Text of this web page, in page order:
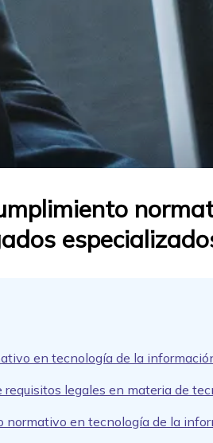
en tecnología de la
legales en materia de
en tecnología de la